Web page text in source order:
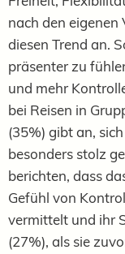
nach den
diesen Trend an.
präsenter zu
und mehr
bei Reisen in
(35%) gibt an,
besonders stolz
berichten, dass
Gefühl von
vermittelt und ihr
(27%), als sie